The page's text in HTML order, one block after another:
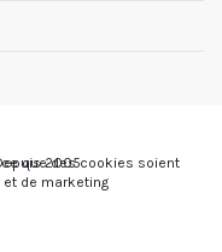
2005
que des cookies soient
de marketing